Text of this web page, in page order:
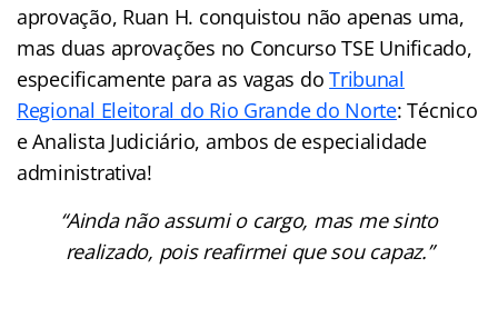
aprovação, Ruan H. conquistou não apenas uma,
mas duas aprovações no Concurso TSE Unificado,
especificamente para as vagas doTribunal
Regional Eleitoral do Rio Grande do Norte: Técnico
e Analista Judiciário, ambos de especialidade
administrativa!
“Ainda não assumi o cargo, mas me sinto
realizado, pois reafirmei que sou capaz.”